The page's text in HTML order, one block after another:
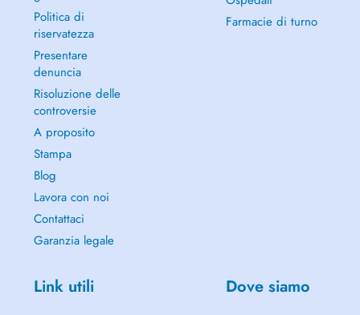
Politica di
riservatezza
Presentare
denuncia
Risoluzione delle
controversie
A proposito
Stampa
Blog
Lavora con noi
Contattaci
Garanzia legale
Farmacie di turno
Link utili Dove siamo